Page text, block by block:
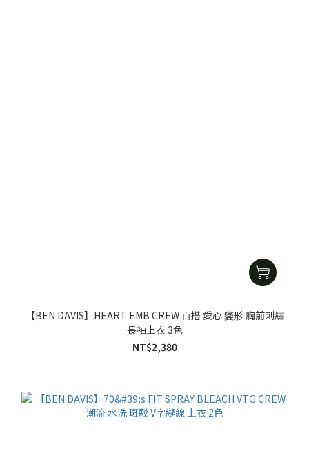
【BEN DAVIS】HEART EMB CREW 百搭 愛心 變形 胸前刺繡
長袖上衣 3色
NT$2,380